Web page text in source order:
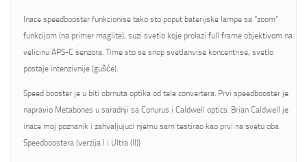
Inace speedbooster funkcionise tako sto poput baterijske lampe sa “zoom”
funkcijom (na primer maglite), suzi svetlo koje prolazi full frame objektivom na
velicinu APS-C senzora. Time sto se snop svetlanvise koncentrise, svetlo
postaje intenzivnije (gušće).
Speed booster je u biti obrnuta optika od tele convertera. Prvi speedbooster je
napravio Metabones u saradnji sa Conurus i Caldwell optics. Brian Caldwell je
inace moj poznanik i zahvaljujuci njemu sam testirao kao prvi na svetu oba
Speedboostera (verzija I i Ultra (II))